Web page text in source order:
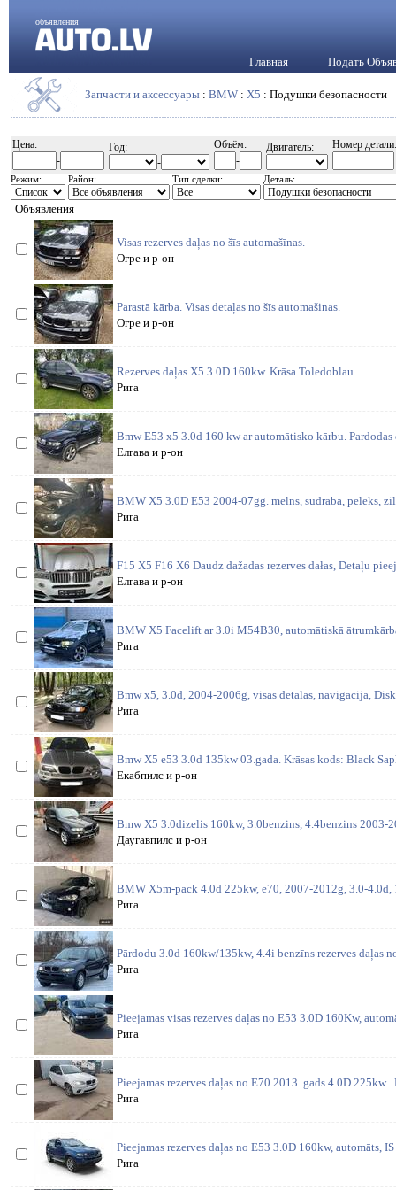
объявления
Главная Подать
Запчасти и аксессуары : BMW : X5 : Подушки безопасности
Цена:
-
Год:
-
Объём:
-
Двигатель: Номер детали:
Режим: Район: Тип сделки: Деталь:
Объявления
Visas rezerves daļas no šīs automašīnas.
Огре и р-он
Parastā kārba. Visas detaļas no šīs automašinas.
Огре и р-он
Rezerves daļas X5 3.0D 160kw. Krāsa Toledoblau.
Рига
Bmw E53 x5 3.0d 160 kw ar automātisko kārbu. Pardodas
Елгава и р-он
BMW X5 3.0D E53 2004-07gg. melns, sudraba, pelēks,
Рига
F15 X5 F16 X6 Daudz dažadas rezerves dałas, Detaļu
Елгава и р-он
BMW X5 Facelift ar 3.0i M54B30, automātiskā
Рига
Bmw x5, 3.0d, 2004-2006g, visas detalas, navigacija,
Рига
Bmw X5 e53 3.0d 135kw 03.gada. Krāsas kods: Black
Екабпилс и р-он
Bmw X5 3.0dizelis 160kw, 3.0benzins, 4.4benzins 2003-
Даугавпилс и р-он
BMW X5m-pack 4.0d 225kw, e70, 2007-2012g, 3.0-
Рига
Pārdodu 3.0d 160kw/135kw, 4.4i benzīns rezerves daļas
Рига
Pieejamas visas rezerves daļas no E53 3.0D 160Kw,
Рига
Pieejamas rezerves daļas no E70 2013. gads 4.0D 225kw .
Рига
Pieejamas rezerves daļas no E53 3.0D 160kw, automāts,
Рига